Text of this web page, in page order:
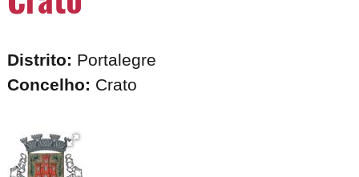
Distrito: Portalegre
Concelho: Crato